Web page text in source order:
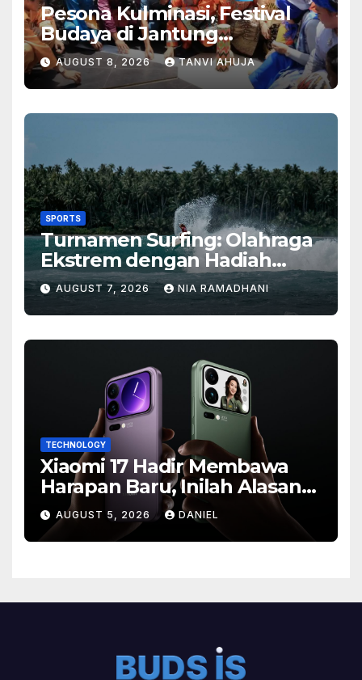
Pesona Kulminasi, Festival
Budaya di Jantung
Kalimantan
AUGUST 8, 2026 TANVI AHUJA
SPORTS
Turnamen Surfing: Olahraga
Ekstrem dengan Hadiah
Besar
AUGUST 7, 2026 NIA RAMADHANI
TECHNOLOGY
Xiaomi 17 Hadir Membawa
Harapan Baru, Inilah Alasan
Banyak Orang Menantikan
Ponsel Flagship Ini
AUGUST 5, 2026 DANIEL